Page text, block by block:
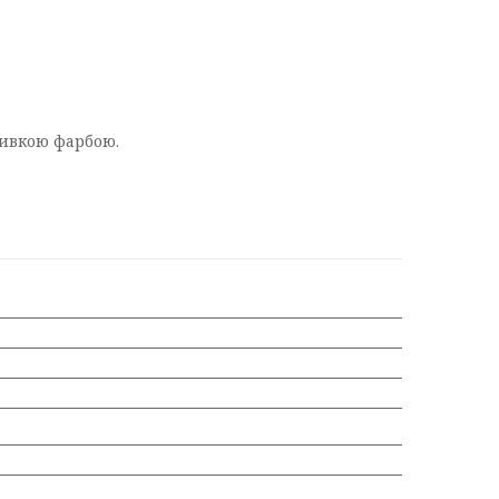
фарбою.